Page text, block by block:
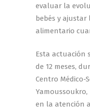
evaluar la
bebés y
alimentario
Esta actuación
de 12 meses,
Centro Médico-
en la atención